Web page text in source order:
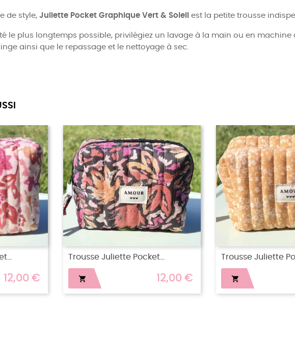
de style, Juliette Pocket Graphique Vert & Soleil est la petite trousse
le plus longtemps possible, privilégiez un lavage à la main ou en
ainsi que le repassage et le nettoyage à sec.
12,00 €
Trousse Juliette Pocket...
 12,00 €
Trousse Juliette
